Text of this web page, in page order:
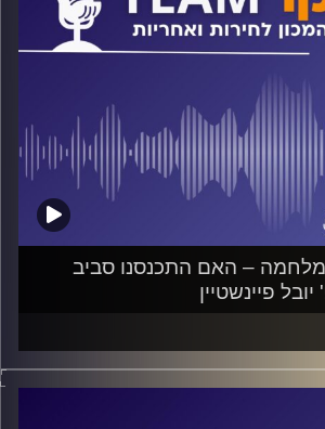
– האם התכנסנו סביב
פיינשטיין
ואחריות באוניברסיטת רייכמן